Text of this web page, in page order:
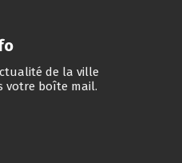
de la ville
votre boîte mail.